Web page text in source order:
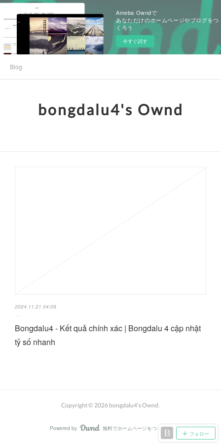
Ameba Owndで
あなただけのホームページやブログをつ
くろう
今すぐ試す
Blog
bongdalu4's Ownd
2024.11.21 04:09
Bongdalu4 - Kết quả chính xác | Bongdalu 4 cập nhật
tỷ số nhanh
フォロー
Copyright © 2026 bongdalu4's Ownd.
Powered by AmebaOwnd
無料でホームページをつくろう